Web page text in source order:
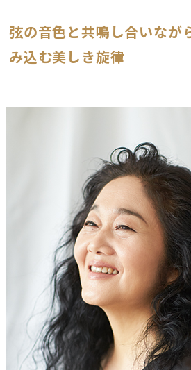
弦の音色と共鳴し合いなが
み込む美しき旋律